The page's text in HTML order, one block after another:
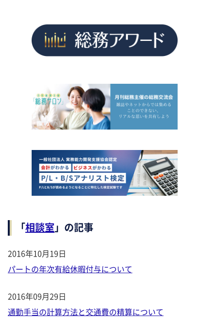
「相談室」の記事
2016年10月19日
パートの年次有給休暇付与について
2016年09月29日
通勤手当の計算方法と交通費の精算について